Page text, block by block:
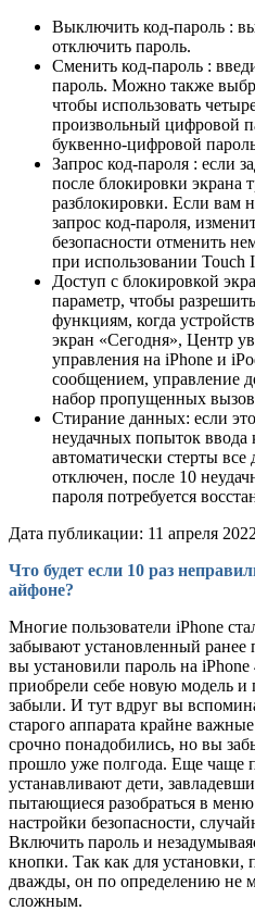
Выключить код-пароль :
отключить пароль.
Сменить код-пароль :
пароль. Можно также
чтобы использовать
произвольный цифровой
буквенно-цифровой
Запрос код-пароля : если
после блокировки экрана
разблокировки. Если вам
запрос код-пароля,
безопасности отменить
при использовании Touch
Доступ с блокировкой
параметр, чтобы
функциям, когда
экран «Сегодня», Центр
управления на iPhone и
сообщением, управление
набор пропущенных
Стирание данных: если
неудачных попыток ввода
автоматически стерты
отключен, после 10
пароля потребуется
Дата публикации: 11 апреля
Что будет если 10 раз
айфоне?
Многие пользователи iPhone
забывают установленный ранее
вы установили пароль на iPhone
приобрели себе новую модель и
забыли. И тут вдруг вы
старого аппарата крайне
срочно понадобились, но вы
прошло уже полгода. Еще чаще
устанавливают дети,
пытающиеся разобраться в
настройки безопасности,
Включить пароль и
кнопки. Так как для установки,
дважды, он по определению не
сложным.